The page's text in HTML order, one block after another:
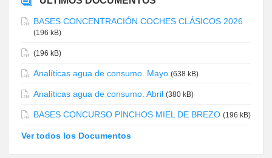
BASES CONCENTRACIÓN COCHES CLÁSICOS 2026
(196 kB)
(196 kB)
Analíticas agua de consumo. Mayo (638 kB)
Analíticas agua de consumo. Abril (380 kB)
BASES CONCURSO PINCHOS MIEL DE BREZO (196 kB)
Ver todos los Documentos